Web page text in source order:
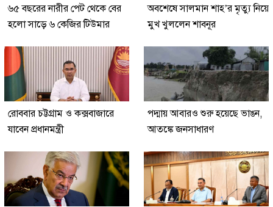
৬৫ বছরের নারীর পেট থেকে বের
হলো সাড়ে ৬ কেজির টিউমার
অবশেষে সালমান শাহ’র মৃত্যু নিয়ে
মুখ খুললেন শাবনূর
রোববার চট্টগ্রাম ও কক্সবাজারে
যাবেন প্রধানমন্ত্রী
পদ্মায় আবারও শুরু হয়েছে ভাঙন,
আতঙ্কে জনসাধারণ